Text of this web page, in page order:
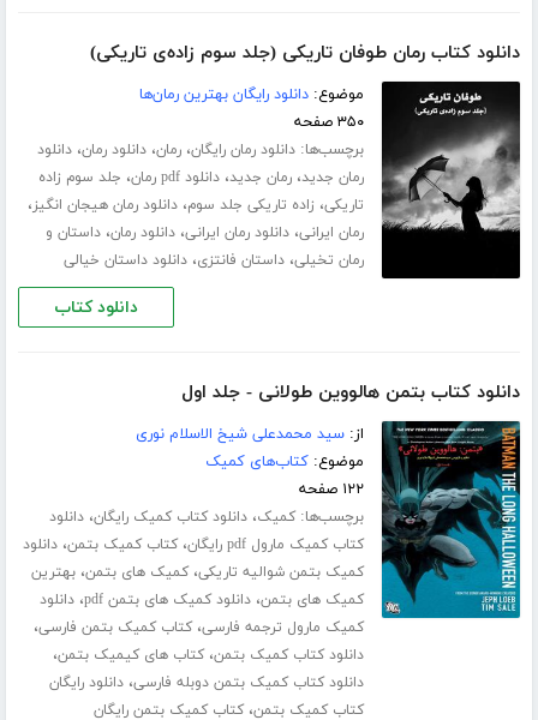
دانلود کتاب رمان طوفان تاریکی (جلد سوم زاده‌ی تاریکی)
موضوع:دانلود رایگان بهترین رمان‌ها
۳۵۰ صفحه
برچسب‌ها:دانلود رمان رایگان،رمان،دانلود رمان،دانلود
رمان جدید،رمان جدید،دانلود pdf رمان ، جلد سوم زاده
تاریکی، زاده تاریکی جلد سوم،دانلود رمان هیجان انگیز،
رمان ایرانی،دانلود رمان ایرانی،دانلود رمان،داستان و
رمان تخیلی،داستان فانتزی،دانلود داستان خیالی
دانلود کتاب
دانلود کتاب بتمن هالووین طولانی - جلد اول
از:سید محمدعلی شیخ الاسلام نوری
موضوع:کتاب‌های کمیک
۱۲۲ صفحه
برچسب‌ها:کمیک،دانلود کتاب کمیک رایگان،دانلود
کتاب کمیک مارول pdf رایگان
،کتاب کمیک بتمن،دانلود
کمیک بتمن شوالیه تاریکی،کمیک های بتمن،بهترین
کمیک های بتمن،دانلود کمیک های بتمن pdf ،دانلود
کمیک مارول ترجمه فارسی،کتاب کمیک بتمن فارسی،
دانلود کتاب کمیک بتمن،کتاب های کیمیک بتمن،
دانلود کتاب کمیک بتمن دوبله فارسی،دانلود رایگان
کتاب کمیک بتمن،کتاب کمیک بتمن رایگان